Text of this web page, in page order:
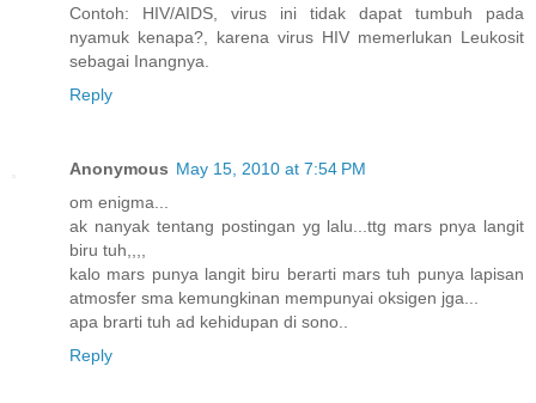
Contoh: HIV/AIDS, virus ini tidak dapat tumbuh pada
nyamuk kenapa?, karena virus HIV memerlukan Leukosit
sebagai Inangnya.
Reply
Anonymous May 15, 2010 at 7:54 PM
om enigma...
ak nanyak tentang postingan yg lalu...ttg mars pnya langit
biru tuh,,,,
kalo mars punya langit biru berarti mars tuh punya lapisan
atmosfer sma kemungkinan mempunyai oksigen jga...
apa brarti tuh ad kehidupan di sono..
Reply